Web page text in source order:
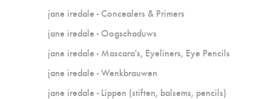
jane iredale - Concealers & Primers
jane iredale - Oogschaduws
jane iredale - Mascara's, Eyeliners, Eye Pencils
jane iredale - Wenkbrauwen
jane iredale - Lippen (stiften, balsems, pencils)